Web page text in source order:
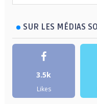
SUR LES MÉDIAS
3.5k
Likes